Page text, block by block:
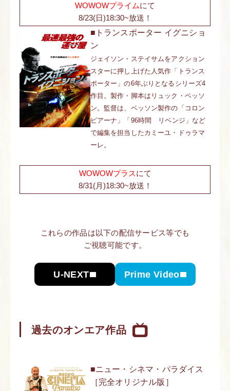
WOWOWプライムにて
8/23(日)18:30~放送！
■トランスポーター イグニショ
ン
ジェイソン・ステイサムをアクション
スターに押し上げた人気作「トランス
ポーター」の6年ぶりとなるシリーズ4
作目。製作・脚本はリュック・ベッソ
ン。監督は、ベッソン製作の「コロン
ビアーナ」「96時間 リベンジ」など
で編集を担当したカミーユ・ドゥラマ
ーレ。
WOWOWプラスにて
8/31(月)18:30~放送！
これらの作品は以下の配信サービス等でも
ご視聴可能です。
U-NEXT Prime Video
過去のオンエア作品
■ニュー・シネマ・パラダイス
［完全オリジナル版］